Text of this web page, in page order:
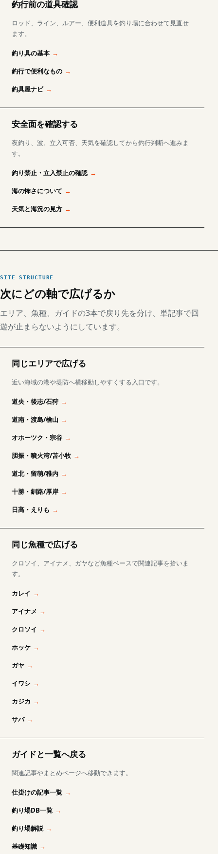
釣行前の道具確認
ロッド、ライン、ルアー、便利道具を釣り場に合わせて見直せ
ます。
釣り具の基本
釣行で便利なもの
釣具屋ナビ
安全面を確認する
夜釣り、波、立入可否、天気を確認してから釣行判断へ進みま
す。
釣り禁止・立入禁止の確認
海の怖さについて
天気と海況の見方
SITE STRUCTURE
次にどの軸で広げるか
エリア、魚種、ガイドの3本で戻り先を分け、単記事で回
遊が止まらないようにしています。
同じエリアで広げる
近い海域の港や堤防へ横移動しやすくする入口です。
道央・後志/石狩
道南・渡島/檜山
オホーツク・宗谷
胆振・噴火湾/苫小牧
道北・留萌/稚内
十勝・釧路/厚岸
日高・えりも
同じ魚種で広げる
クロソイ、アイナメ、ガヤなど魚種ベースで関連記事を拾いま
す。
カレイ
アイナメ
クロソイ
ホッケ
ガヤ
イワシ
カジカ
サバ
ガイドと一覧へ戻る
関連記事やまとめページへ移動できます。
仕掛けの記事一覧
釣り場DB一覧
釣り場解説
基礎知識